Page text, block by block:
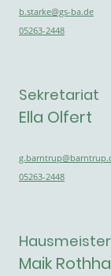
b.starke@gs-ba.de
05263-2448
Sekretariat
Ella Olfert
05263-2448
Maik